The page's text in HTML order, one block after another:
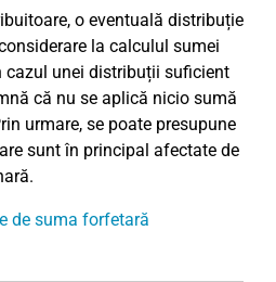
o eventuală distribuție
la calculul sumei
cazul unei distribuții suficient
că nu se aplică nicio sumă
urmare, se poate presupune
sunt în principal afectate de
de suma forfetară